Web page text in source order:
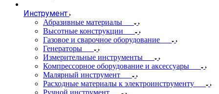
Инструмент
Абразивные материалы
Высотные конструкции
Газовое и сварочное оборудование
Генераторы
Измерительные инструменты
Компрессорное оборудование и аксессуары
Малярный инструмент
Расходные материалы к электроинструменту
Ручной инструмент